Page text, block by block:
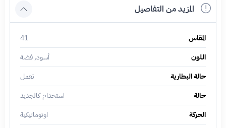
المزيد من التفاصيل
المقاس
41
اللون
أسود, فضة
حالة البطارية
تعمل
حالة
استخدام كالجديد
الحركة
اوتوماتيكية